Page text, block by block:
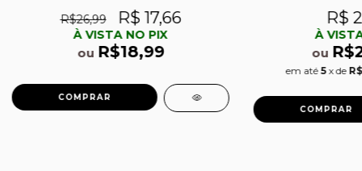
R$26,99 R$ 17,66
À VISTA NO PIX
ou R$18,99
R$
À
ou
em até5 x de